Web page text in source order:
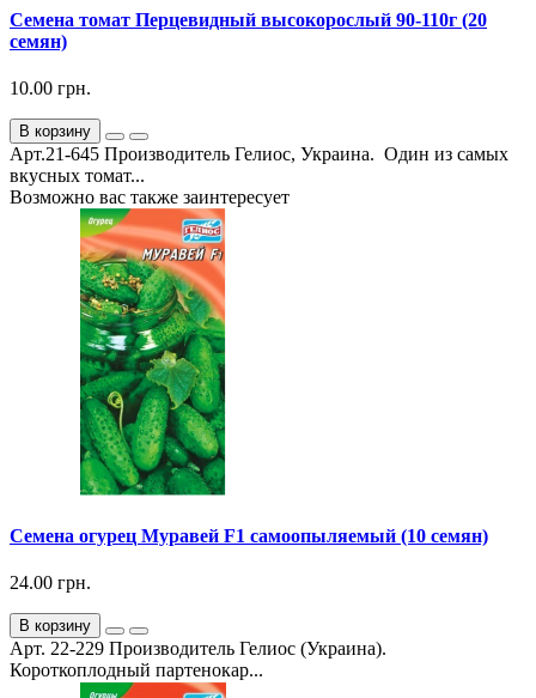
Семена томат Перцевидный высокорослый 90-110г (20
семян)
10.00 грн.
В корзину
Арт.21-645 Производитель Гелиос, Украина. Один из самых
вкусных томат...
Возможно вас также заинтересует
Семена огурец Муравей F1 самоопыляемый (10 семян)
24.00 грн.
В корзину
Арт. 22-229 Производитель Гелиос (Украина).
Короткоплодный партенокар...